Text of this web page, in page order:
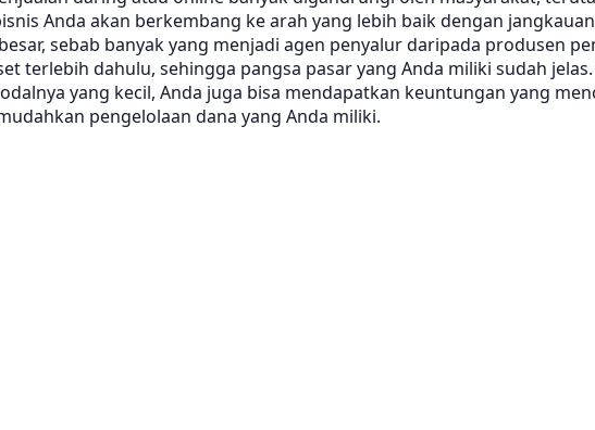
Anda akan berkembang ke arah yang lebih baik dengan
sebab banyak yang menjadi agen penyalur daripada produsen
terlebih dahulu, sehingga pangsa pasar yang Anda miliki sudah
yang kecil, Anda juga bisa mendapatkan keuntungan yang
pengelolaan dana yang Anda miliki.